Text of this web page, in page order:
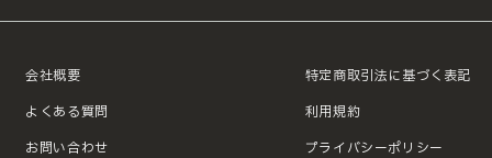
会社概要
よくある質問
お問い合わせ
特定商取引法に基づく表記
利用規約
プライバシーポリシー